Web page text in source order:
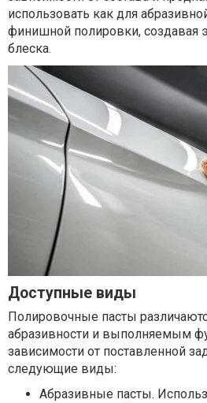
использовать как для
финишной полировки, создавая
блеска.
Доступные виды
Полировочные пасты
абразивности и выполняемым
зависимости от поставленной
следующие виды:
Абразивные пасты.